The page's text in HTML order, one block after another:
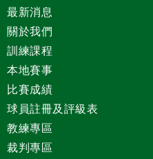
最新消息
關於我們
訓練課程
本地賽事
比賽成績
球員註冊及評級表
教練專區
裁判專區